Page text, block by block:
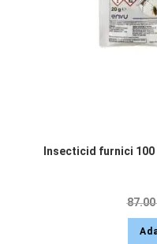
Insecticid furnici 100
87.00